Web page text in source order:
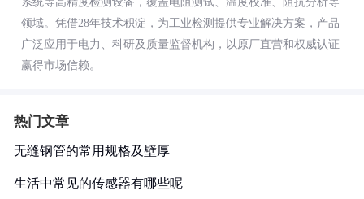
领域。凭借28年技术积淀，为工业检测提供专业解决方案，产品
广泛应用于电力、科研及质量监督机构，以原厂直营和权威认证
赢得市场信赖。
热门文章
无缝钢管的常用规格及壁厚
生活中常见的传感器有哪些呢